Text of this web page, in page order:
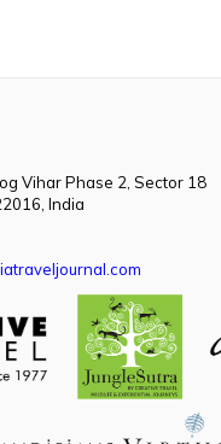
Vihar Phase 2, Sector 18
India